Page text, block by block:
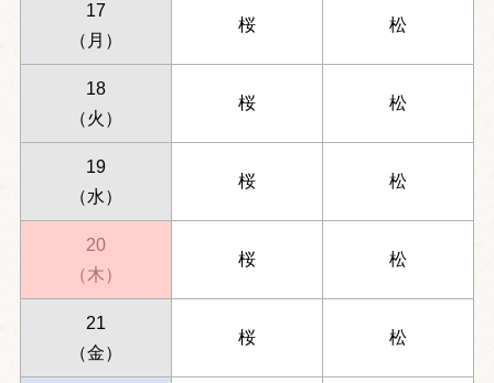
17
（月）
桜 松
18
（火）
桜 松
19
（水）
桜 松
20
（木）
桜 松
21
（金）
桜 松